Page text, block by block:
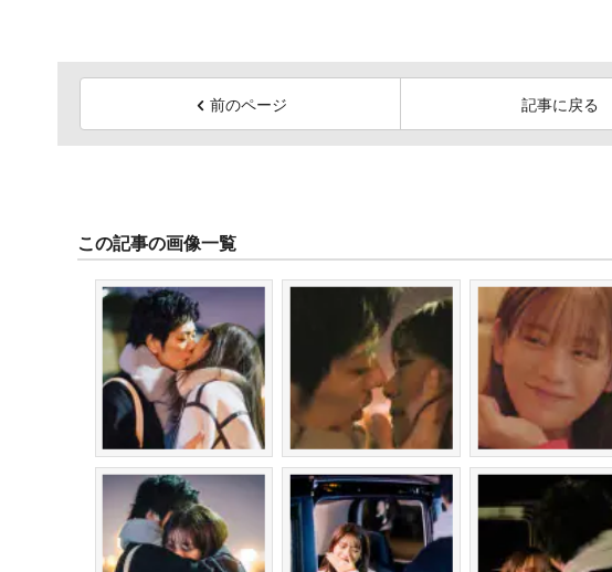
前のページ 記事に戻る
この記事の画像一覧